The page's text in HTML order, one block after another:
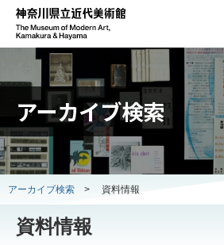
アーカイブ検索
アーカイブ検索 > 資料情報
資料情報